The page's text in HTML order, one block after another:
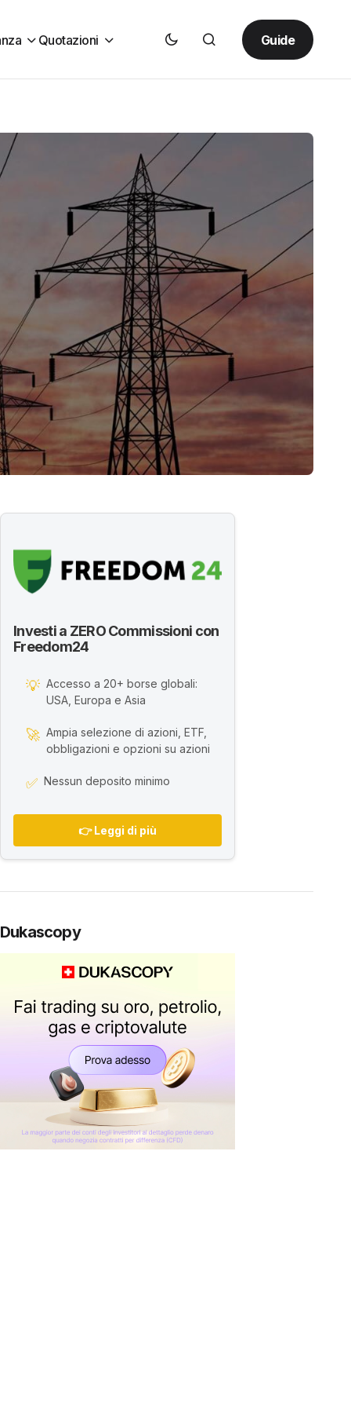
Quotazioni Guide
Investi a ZERO Commissioni con
Freedom24
💡 Accesso a 20+ borse globali:
USA, Europa e Asia
🚀 Ampia selezione di azioni, ETF,
obbligazioni e opzioni su azioni
✅ Nessun deposito minimo
👉 Leggi di più
Dukascopy